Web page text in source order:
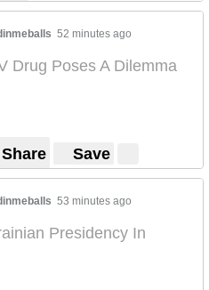
52 minutes ago
Drug Poses A Dilemma
Share Save
53 minutes ago
Presidency In